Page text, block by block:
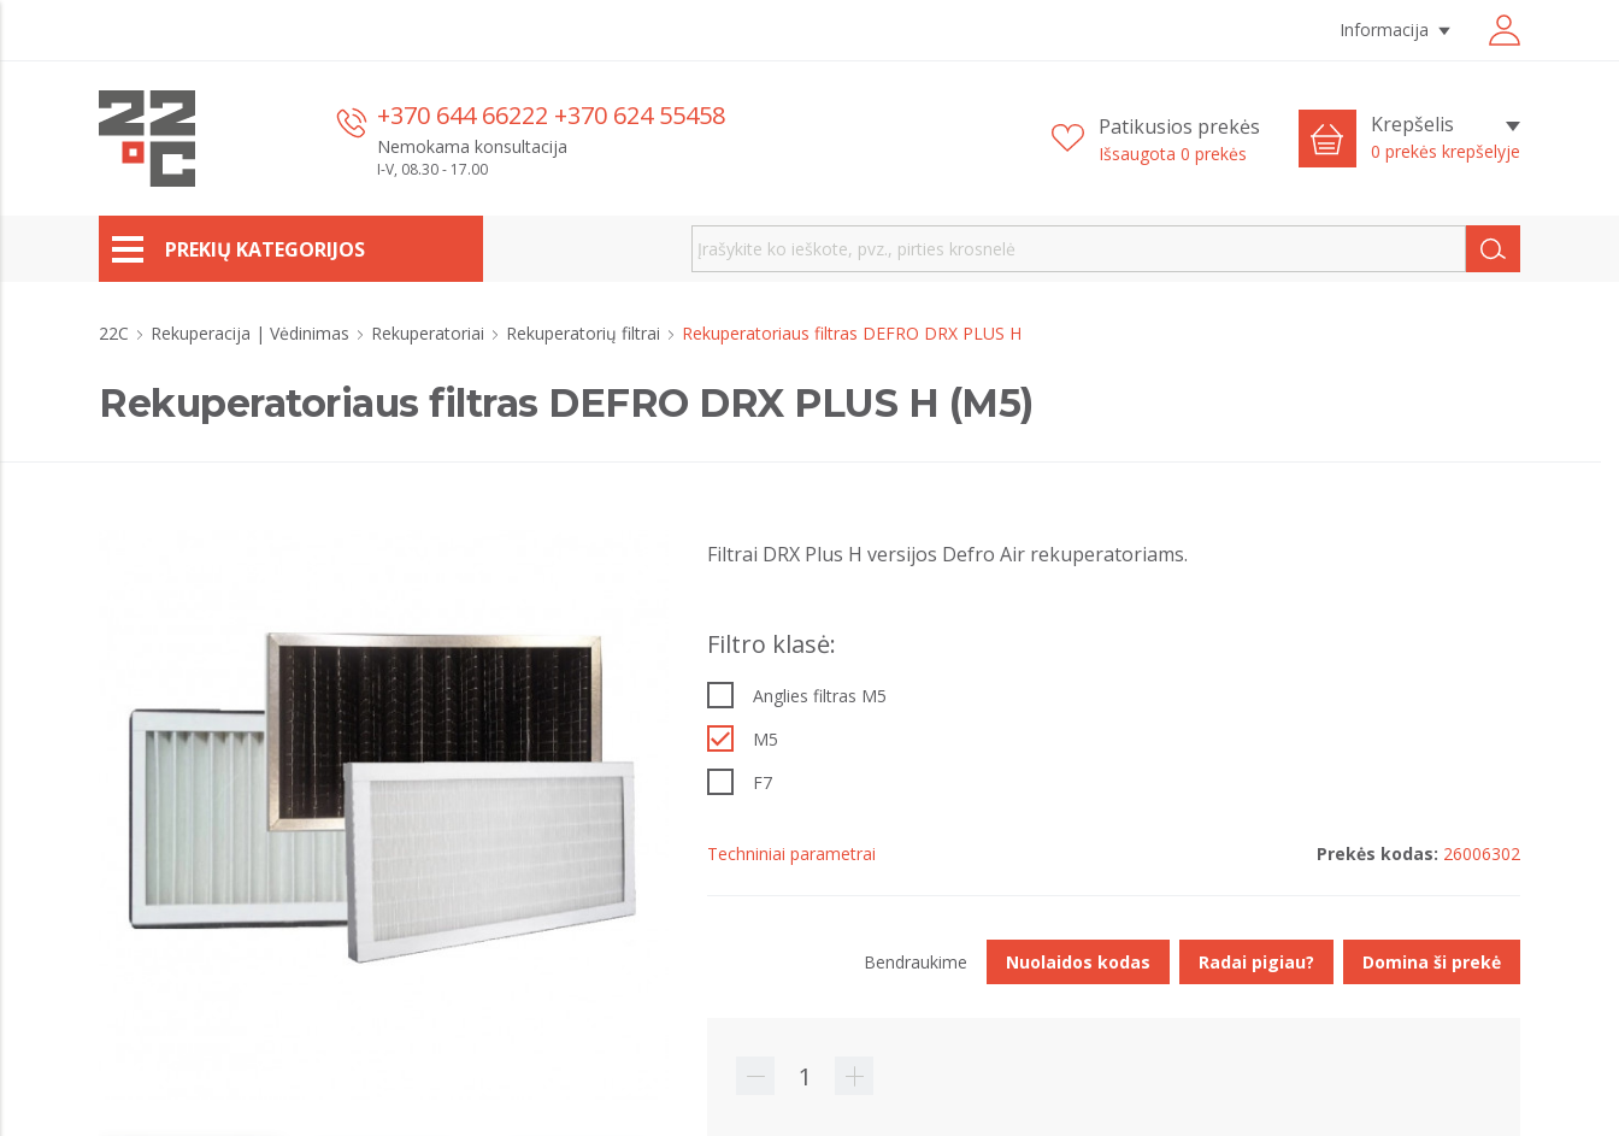
Informacija
+370 644 66222 +370 624 55458
Nemokama konsultacija
I-V, 08.30 - 17.00
Patikusios prekės
Išsaugota 0 prekės
Krepšelis
0 prekės krepšelyje
PREKIŲ KATEGORIJOS
22C Rekuperacija | Vėdinimas Rekuperatoriai Rekuperatorių filtrai Rekuperatoriaus filtras DEFRO DRX PLUS H
Rekuperatoriaus filtras DEFRO DRX PLUS H (M5)
Filtrai DRX Plus H versijos Defro Air rekuperatoriams.
Filtro klasė:
Anglies filtras M5
M5
F7
Techniniai parametrai Prekės kodas: 26006302
Bendraukime Nuolaidos kodas Radai pigiau? Domina ši prekė